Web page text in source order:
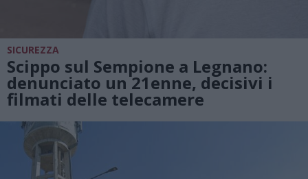
SICUREZZA
Scippo sul Sempione a Legnano:
denunciato un 21enne, decisivi i
filmati delle telecamere